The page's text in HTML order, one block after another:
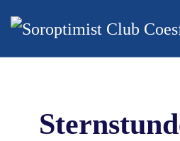
Zum Hauptinhalt springen